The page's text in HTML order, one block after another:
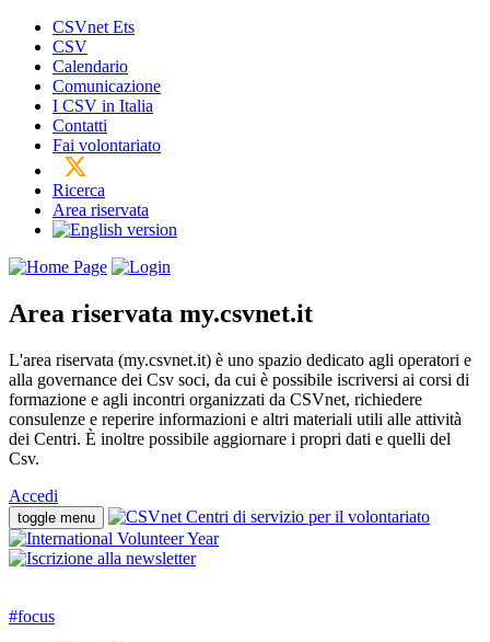
CSVnet Ets
CSV
Calendario
Comunicazione
I CSV in Italia
Contatti
Fai volontariato
Ricerca
Area riservata
Area riservata my.csvnet.it
L'area riservata (my.csvnet.it) è uno spazio dedicato agli operatori e
alla governance dei Csv soci, da cui è possibile iscriversi ai corsi di
formazione e agli incontri organizzati da CSVnet, richiedere
consulenze e reperire informazioni e altri materiali utili alle attività
dei Centri. È inoltre possibile aggiornare i propri dati e quelli del
Csv.
Accedi
toggle menu
#focus